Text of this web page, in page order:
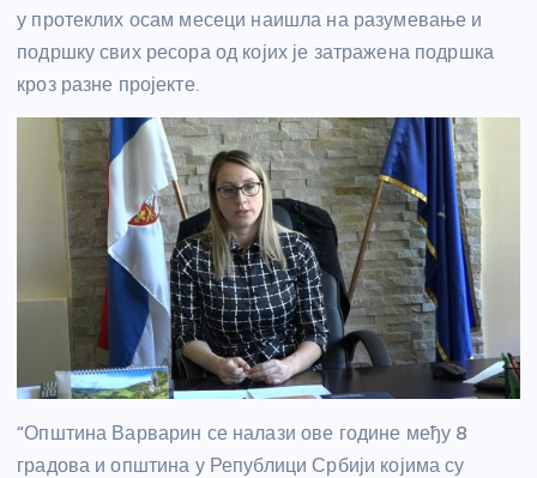
у протеклих осам месеци наишла на разумевање и
подршку свих ресора од којих је затражена подршка
кроз разне пројекте.
“Општина Варварин се налази ове године међу 8
градова и општина у Републици Србији којима су